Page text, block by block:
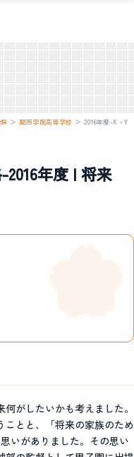
＞ 関西学院高等学校 ＞2016年度-K・Y
年度 | 将来
がしたいかも考えました。
ことと、「将来の家族のため
いがありました。その思い